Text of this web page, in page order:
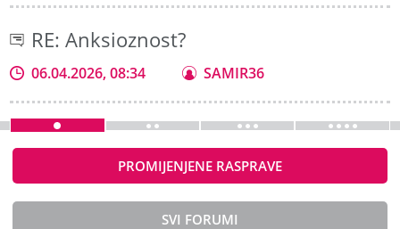
RE: Anksioznost?
06.04.2026, 08:34 SAMIR36
PROMIJENJENE RASPRAVE
SVI FORUMI